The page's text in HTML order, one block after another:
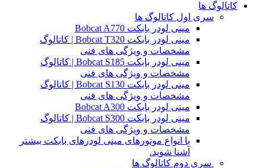
کاتالوگ ها
سری اول کاتالوگ ها
مینی لودر بابکت Bobcat A770
مینی لودر بابکت Bobcat T320 | کاتالوگ
مشخصات و ویژگی های فنی
مینی لودر بابکت Bobcat S185 | کاتالوگ
مشخصات و ویژگی های فنی
مینی لودر بابکت Bobcat S130 | کاتالوگ
مشخصات و ویژگی های فنی
مینی لودر بابکت Bobcat A300
مینی لودر بابکت Bobcat S300 | کاتالوگ
مشخصات و ویژگی های فنی
با انواع موتورهای مینی لودرهای بابکت بیشتر
آشنا شوید.
سری دوم کاتالوگ ها